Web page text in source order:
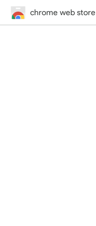
chrome web store